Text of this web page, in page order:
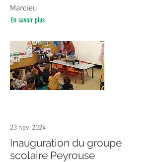
Marcieu
En savoir plus
23 nov. 2024
Inauguration du groupe
scolaire Peyrouse